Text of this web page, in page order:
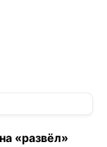
«развёл»